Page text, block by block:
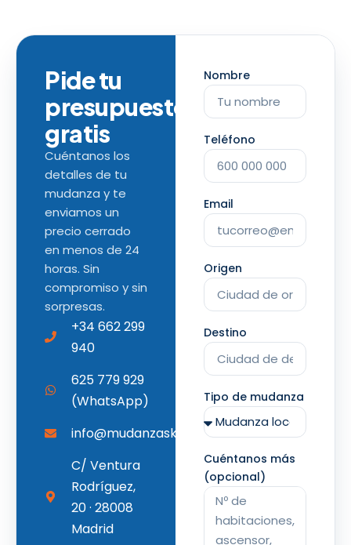
Pide tu
presupuesto
gratis
Cuéntanos los
detalles de tu
mudanza y te
enviamos un
precio cerrado
en menos de 24
horas. Sin
compromiso y sin
sorpresas.
+34 662 299
940
625 779 929
(WhatsApp)
info@mudanzaskhristian.com
C/ Ventura
Rodríguez,
20 · 28008
Madrid
Nombre
Teléfono
Email
Origen
Destino
Tipo de mudanza
Cuéntanos más
(opcional)